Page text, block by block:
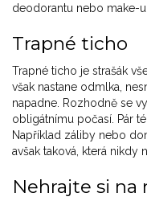
deodorantu nebo make-
Trapné ticho
Trapné ticho je strašák
však nastane odmlka,
napadne. Rozhodně se
obligátnímu počasí. Pár
Například záliby nebo
avšak taková, která nikdy
Nehrajte si na